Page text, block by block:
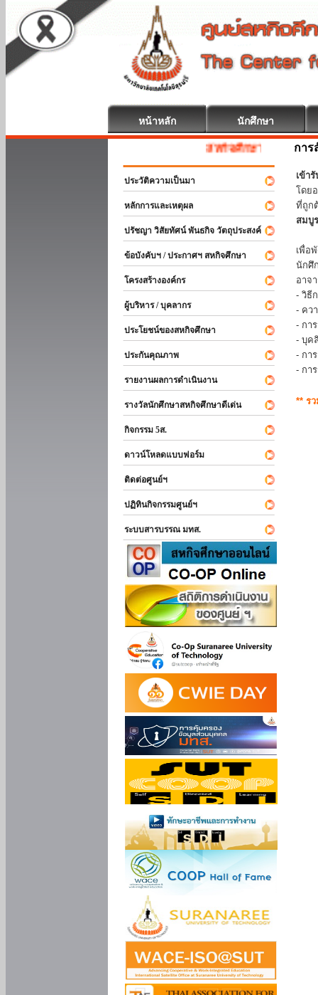
หน้าหลัก นักศึกษา
สหกิจศึกษา ยินดีต้อนรับ
ประวัติความเป็นมา
หลักการและเหตุผล
ปรัชญา วิสัยทัศน์ พันธกิจ วัตถุประสงค์
ข้อบังคับฯ / ประกาศฯ สหกิจศึกษา
โครงสร้างองค์กร
ผู้บริหาร / บุคลากร
ประโยชน์ของสหกิจศึกษา
ประกันคุณภาพ
รายงานผลการดำเนินงาน
รางวัลนักศึกษาสหกิจศึกษาดีเด่น
กิจกรรม 5ส.
ดาวน์โหลดแบบฟอร์ม
ติดต่อศูนย์ฯ
ปฏิทินกิจกรรมศูนย์ฯ
ระบบสารบรรณ มทส.
การ
เข้า
โดย
ที่ถูก
สมบู
เพื่อ
นักศึ
อาจ
- วิธี
- คว
- กา
- บุค
- กา
- กา
** ร